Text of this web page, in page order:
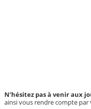
N’hésitez pas à venir aux
ainsi vous rendre compte par